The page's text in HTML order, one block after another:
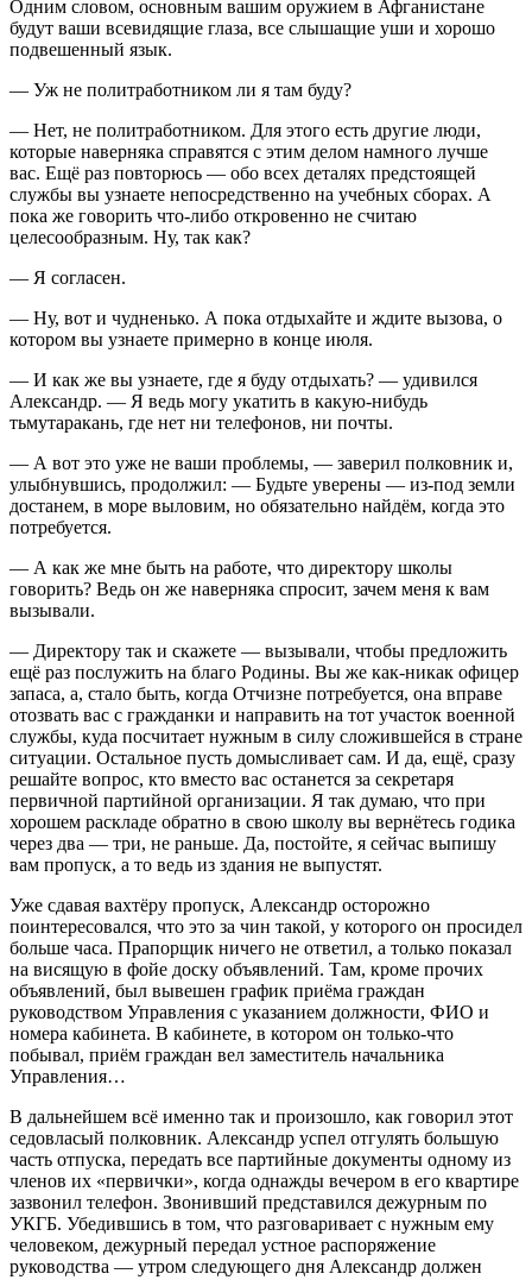
Одним словом, основным вашим оружием в Афганистане
будут ваши всевидящие глаза, все слышащие уши и хорошо
подвешенный язык.
— Уж не политработником ли я там буду?
— Нет, не политработником. Для этого есть другие люди,
которые наверняка справятся с этим делом намного лучше
вас. Ещё раз повторюсь — обо всех деталях предстоящей
службы вы узнаете непосредственно на учебных сборах. А
пока же говорить что-либо откровенно не считаю
целесообразным. Ну, так как?
— Я согласен.
— Ну, вот и чудненько. А пока отдыхайте и ждите вызова, о
котором вы узнаете примерно в конце июля.
— И как же вы узнаете, где я буду отдыхать? — удивился
Александр. — Я ведь могу укатить в какую-нибудь
тьмутаракань, где нет ни телефонов, ни почты.
— А вот это уже не ваши проблемы, — заверил полковник и,
улыбнувшись, продолжил: — Будьте уверены — из-под земли
достанем, в море выловим, но обязательно найдём, когда это
потребуется.
— А как же мне быть на работе, что директору школы
говорить? Ведь он же наверняка спросит, зачем меня к вам
вызывали.
— Директору так и скажете — вызывали, чтобы предложить
ещё раз послужить на благо Родины. Вы же как-никак офицер
запаса, а, стало быть, когда Отчизне потребуется, она вправе
отозвать вас с гражданки и направить на тот участок военной
службы, куда посчитает нужным в силу сложившейся в стране
ситуации. Остальное пусть домысливает сам. И да, ещё, сразу
решайте вопрос, кто вместо вас останется за секретаря
первичной партийной организации. Я так думаю, что при
хорошем раскладе обратно в свою школу вы вернётесь годика
через два — три, не раньше. Да, постойте, я сейчас выпишу
вам пропуск, а то ведь из здания не выпустят.
Уже сдавая вахтёру пропуск, Александр осторожно
поинтересовался, что это за чин такой, у которого он просидел
больше часа. Прапорщик ничего не ответил, а только показал
на висящую в фойе доску объявлений. Там, кроме прочих
объявлений, был вывешен график приёма граждан
руководством Управления с указанием должности, ФИО и
номера кабинета. В кабинете, в котором он только-что
побывал, приём граждан вел заместитель начальника
Управления…
В дальнейшем всё именно так и произошло, как говорил этот
седовласый полковник. Александр успел отгулять большую
часть отпуска, передать все партийные документы одному из
членов их «первички», когда однажды вечером в его квартире
зазвонил телефон. Звонивший представился дежурным по
УКГБ. Убедившись в том, что разговаривает с нужным ему
человеком, дежурный передал устное распоряжение
руководства — утром следующего дня Александр должен